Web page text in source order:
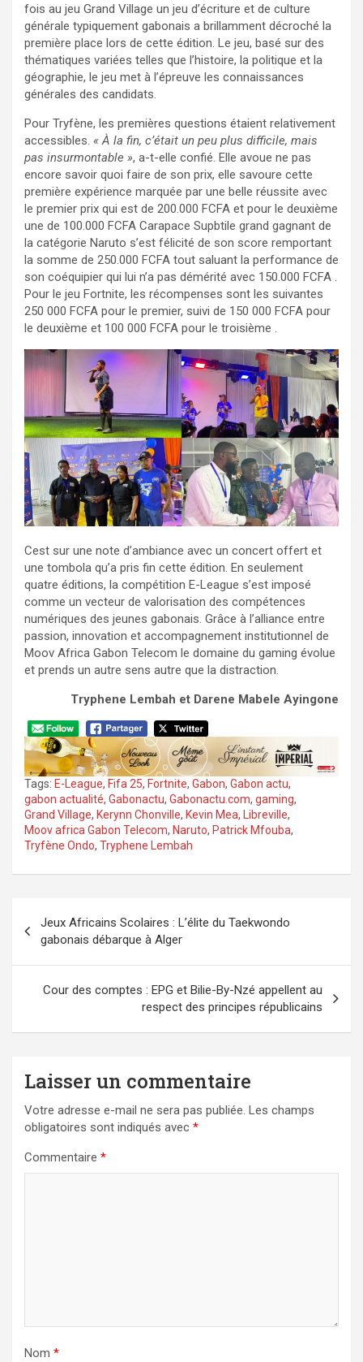
fois au jeu Grand Village un jeu d’écriture et de culture
générale typiquement gabonais a brillamment décroché la
première place lors de cette édition. Le jeu, basé sur des
thématiques variées telles que l’histoire, la politique et la
géographie, le jeu met à l’épreuve les connaissances
générales des candidats.
Pour Tryfène, les premières questions étaient relativement
accessibles. « À la fin, c’était un peu plus difficile, mais
pas insurmontable », a-t-elle confié. Elle avoue ne pas
encore savoir quoi faire de son prix, elle savoure cette
première expérience marquée par une belle réussite avec
le premier prix qui est de 200.000 FCFA et pour le deuxième
une de 100.000 FCFA Carapace Supbtile grand gagnant de
la catégorie Naruto s’est félicité de son score remportant
la somme de 250.000 FCFA tout saluant la performance de
son coéquipier qui lui n’a pas démérité avec 150.000 FCFA .
Pour le jeu Fortnite, les récompenses sont les suivantes
250 000 FCFA pour le premier, suivi de 150 000 FCFA pour
le deuxième et 100 000 FCFA pour le troisième .
Cest sur une note d’ambiance avec un concert offert et
une tombola qu’a pris fin cette édition. En seulement
quatre éditions, la compétition E-League s’est imposé
comme un vecteur de valorisation des compétences
numériques des jeunes gabonais. Grâce à l’alliance entre
passion, innovation et accompagnement institutionnel de
Moov Africa Gabon Telecom le domaine du gaming évolue
et prends un autre sens autre que la distraction.
Tryphene Lembah et Darene Mabele Ayingone
Tags: E-League, Fifa 25, Fortnite, Gabon, Gabon actu,
gabon actualité, Gabonactu, Gabonactu.com, gaming,
Grand Village, Kerynn Chonville, Kevin Mea, Libreville,
Moov africa Gabon Telecom, Naruto, Patrick Mfouba,
Tryfène Ondo, Tryphene Lembah
de
l’article
Jeux Africains Scolaires : L’élite du Taekwondo
gabonais débarque à Alger
Cour des comptes : EPG et Bilie-By-Nzé appellent au
respect des principes républicains
Laisser un commentaire
Votre adresse e-mail ne sera pas publiée. Les champs
obligatoires sont indiqués avec *
Commentaire *
Nom *